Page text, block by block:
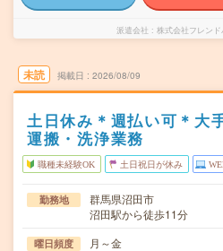
派遣会社 株式会社フレン
未読 掲載日 2026/08/09
土日休み＊週払い可＊大
運搬・洗浄業務
職種未経験OK 土日祝日が休み
勤務地
群馬県沼田市
沼田駅から徒歩11分
曜日頻度 月～金